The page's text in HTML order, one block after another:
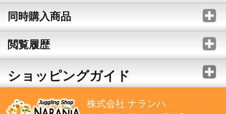
同時購入商品
閲覧履歴
ショッピングガイド
株式会社 ナランハ